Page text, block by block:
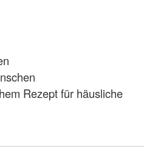
Rezept für häusliche